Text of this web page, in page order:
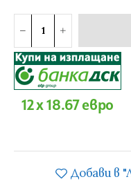
12 x 18.67 евро
Добави в